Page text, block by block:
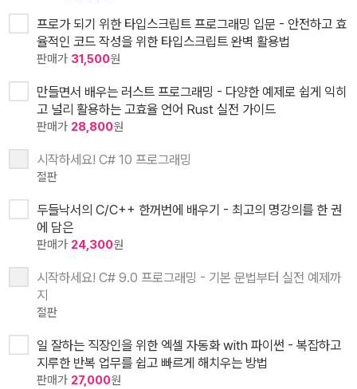
프로가 되기 위한 타입스크립트 프로그래밍 입문 - 안전하고 효
율적인 코드 작성을 위한 타입스크립트 완벽 활용법
판매가 31,500원
만들면서 배우는 러스트 프로그래밍 - 다양한 예제로 쉽게 익히
고 널리 활용하는 고효율 언어 Rust 실전 가이드
판매가 28,800원
시작하세요! C# 10 프로그래밍
절판
두들낙서의 C/C++ 한꺼번에 배우기 - 최고의 명강의를 한 권
에 담은
판매가 24,300원
시작하세요! C# 9.0 프로그래밍 - 기본 문법부터 실전 예제까
지
절판
일 잘하는 직장인을 위한 엑셀 자동화 with 파이썬 - 복잡하고
지루한 반복 업무를 쉽고 빠르게 해치우는 방법
판매가 27,000원